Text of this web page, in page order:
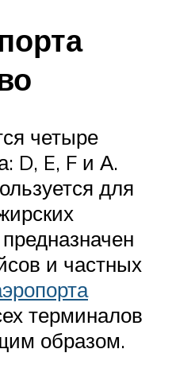
четыре
D, E, F и А.
для
и частных
терминалов
образом.